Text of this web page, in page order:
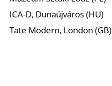
ICA-D, Dunaújváros (HU)
Tate Modern, London (GB)